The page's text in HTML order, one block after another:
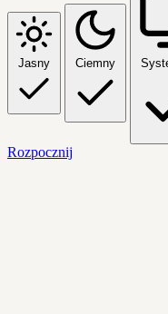
Jasny Ciemny
Rozpocznij